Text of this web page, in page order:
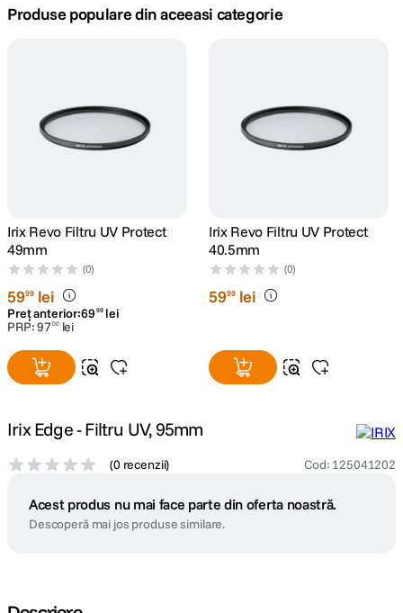
trepied telefon
5. canon sx740 hs
lavaliera
8 dji mic mini
dji osmo
10 insta 360
Produse populare din aceeasi categorie
Irix Revo Filtru UV Protect
49mm
(0)
5999 lei
Preț anterior:69 99 lei
PRP:97 00 lei
Irix Revo Filtru UV Protect
40.5mm
(0)
5999 lei
Irix Edge - Filtru UV, 95mm
(0 recenzii) Cod: 125041202
Acest produs nu mai face parte din oferta noastră.
Descoperă mai jos produse similare.